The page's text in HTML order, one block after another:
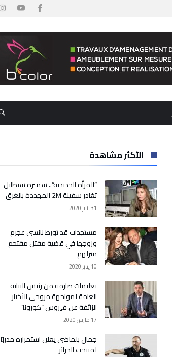
الأكثر مشاهدة
“المرأة الحديدية”.. سميرة سيطايل
تغادر سفينة 2M المهددة بالغرق
31 يناير 2020
مستجدات قد تورط نانسي عجرم
وزوجها في قضية مقتل مقتحم
منزلهم
10 يناير 2020
تعليمات صارمة من رئيس النيابة
العامة لمواجهة مروجي الأخبار
الزائفة عن فيروس “كورونا”
17 مارس 2020
جمال بلماضي يعلن استمراره مدربًا
لمنتخب الجزائر